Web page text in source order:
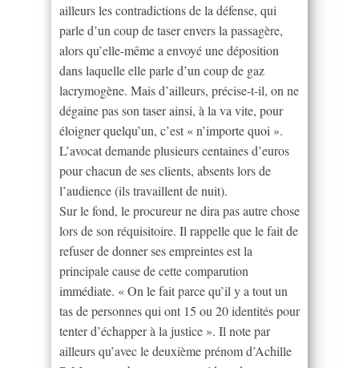
ailleurs les contradictions de la défense, qui
parle d’un coup de taser envers la passagère,
alors qu’elle-même a envoyé une déposition
dans laquelle elle parle d’un coup de gaz
lacrymogène. Mais d’ailleurs, précise-t-il, on ne
dégaine pas son taser ainsi, à la va vite, pour
éloigner quelqu’un, c’est « n’importe quoi ».
L’avocat demande plusieurs centaines d’euros
pour chacun de ses clients, absents lors de
l’audience (ils travaillent de nuit).
Sur le fond, le procureur ne dira pas autre chose
lors de son réquisitoire. Il rappelle que le fait de
refuser de donner ses empreintes est la
principale cause de cette comparution
immédiate. « On le fait parce qu’il y a tout un
tas de personnes qui ont 15 ou 20 identités pour
tenter d’échapper à la justice ». Il note par
ailleurs qu’avec le deuxième prénom d’Achille